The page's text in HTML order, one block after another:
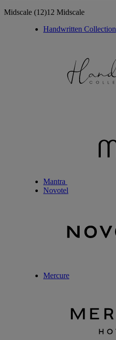
Midscale (12)12 Midscale
Handwritten Collection
Mantra
Novotel
Mercure